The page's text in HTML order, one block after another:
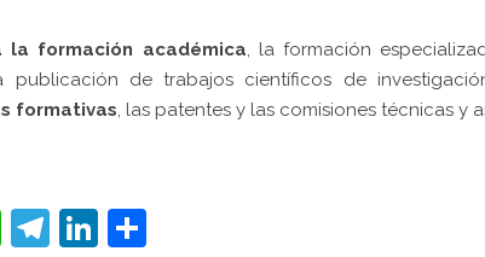
formación académica, la formación
publicación de trabajos científicos de
formativas, las patentes y las comisiones técnicas y
WhatsApp
Telegram
LinkedIn